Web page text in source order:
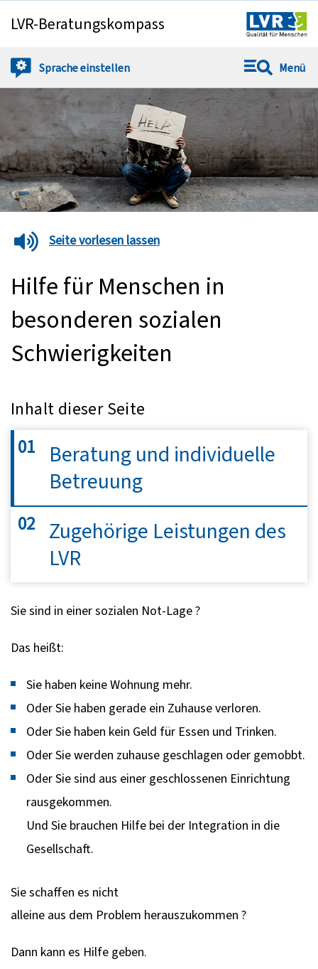
Springe direkt zu:
LVR-Beratungskompass
Spracheeinstellen Menü
Seite vorlesen lassen
Hilfe für Menschen in
besonderen sozialen
Schwierigkeiten
Inhalt dieser Seite
Beratung und individuelle
Betreuung
Zugehörige Leistungen des
LVR
Sie sind in einer sozialen Not-Lage ?
Das heißt:
Sie haben keine Wohnung mehr.
Oder Sie haben gerade ein Zuhause verloren.
Oder Sie haben kein Geld für Essen und Trinken.
Oder Sie werden zuhause geschlagen oder gemobbt.
Oder Sie sind aus einer geschlossenen Einrichtung
rausgekommen.
Und Sie brauchen Hilfe bei der Integration in die
Gesellschaft.
Sie schaffen es nicht
alleine aus dem Problem herauszukommen ?
Dann kann es Hilfe geben.